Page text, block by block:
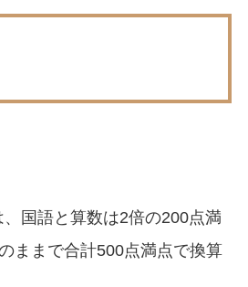
国語と算数は2倍の200点満
ままで合計500点満点で換算